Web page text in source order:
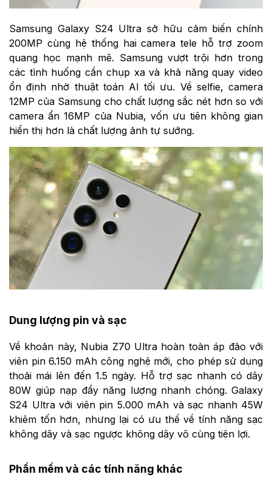
Samsung Galaxy S24 Ultra sở hữu cảm biến chính
200MP cùng hệ thống hai camera tele hỗ trợ zoom
quang học mạnh mẽ. Samsung vượt trội hơn trong
các tình huống cần chụp xa và khả năng quay video
ổn định nhờ thuật toán AI tối ưu. Về selfie, camera
12MP của Samsung cho chất lượng sắc nét hơn so với
camera ẩn 16MP của Nubia, vốn ưu tiên không gian
hiển thị hơn là chất lượng ảnh tự sướng.
Dung lượng pin và sạc
Về khoản này, Nubia Z70 Ultra hoàn toàn áp đảo với
viên pin 6.150 mAh công nghệ mới, cho phép sử dụng
thoải mái lên đến 1.5 ngày. Hỗ trợ sạc nhanh có dây
80W giúp nạp đầy năng lượng nhanh chóng. Galaxy
S24 Ultra với viên pin 5.000 mAh và sạc nhanh 45W
khiêm tốn hơn, nhưng lại có ưu thế về tính năng sạc
không dây và sạc ngược không dây vô cùng tiện lợi.
Phần mềm và các tính năng khác